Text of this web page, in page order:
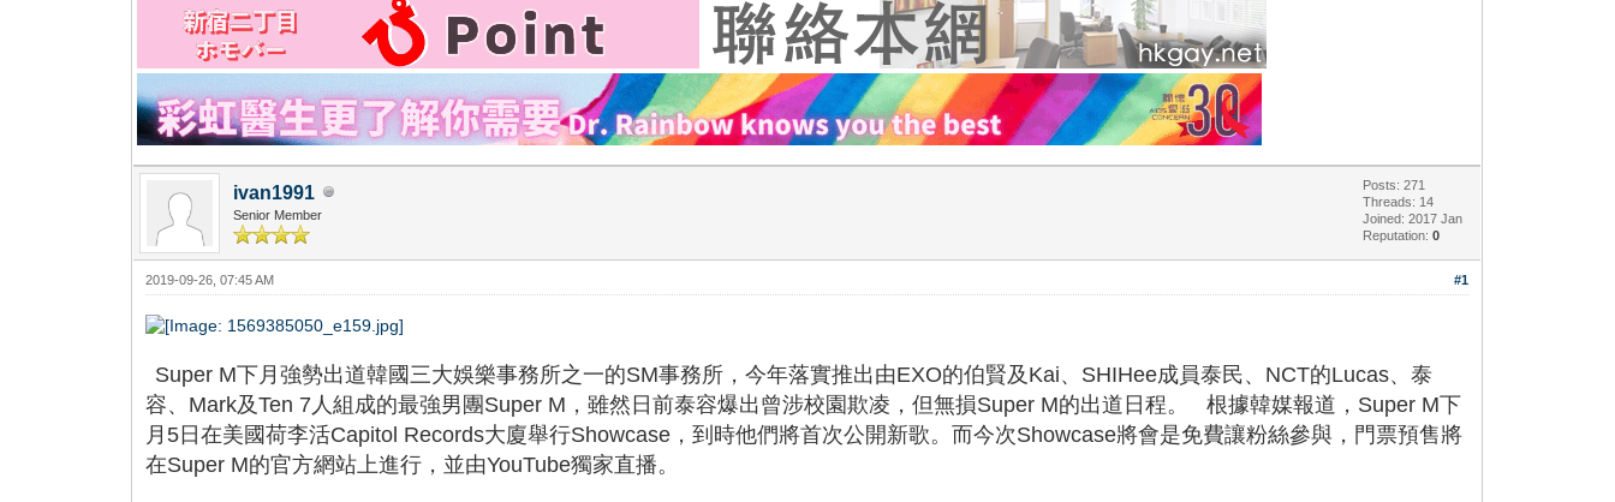
ivan1991
Senior Member
Posts: 271
Threads: 14
Joined: 2017 Jan
Reputation:0
#1
2019-09-26, 07:45 AM
Super M下月強勢出道韓國三大娛樂事務所之一的SM事務所，今年落實推出由EXO的伯賢及Kai、SHIHee成員泰民、NCT的Lucas、泰
容、Mark及Ten 7人組成的最強男團Super M，雖然日前泰容爆出曾涉校園欺凌，但無損Super M的出道日程。 根據韓媒報道，Super M下
月5日在美國荷李活Capitol Records大廈舉行Showcase，到時他們將首次公開新歌。而今次Showcase將會是免費讓粉絲參與，門票預售將
在Super M的官方網站上進行，並由YouTube獨家直播。